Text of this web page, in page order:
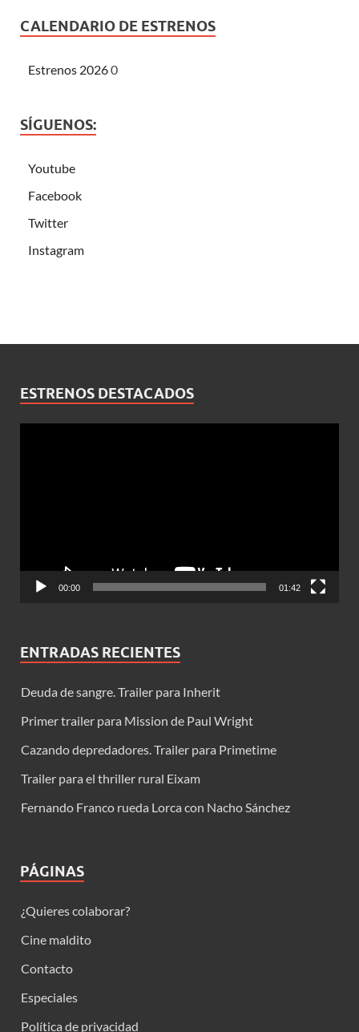
CALENDARIO DE ESTRENOS
Estrenos 20260
SÍGUENOS:
Youtube
Facebook
Twitter
Instagram
ESTRENOS DESTACADOS
00:00 01:42
ENTRADAS RECIENTES
Deuda de sangre. Trailer para Inherit
Primer trailer para Mission de Paul Wright
Cazando depredadores. Trailer para Primetime
Trailer para el thriller rural Eixam
Fernando Franco rueda Lorca con Nacho Sánchez
PÁGINAS
¿Quieres colaborar?
Cine maldito
Contacto
Especiales
Política de privacidad